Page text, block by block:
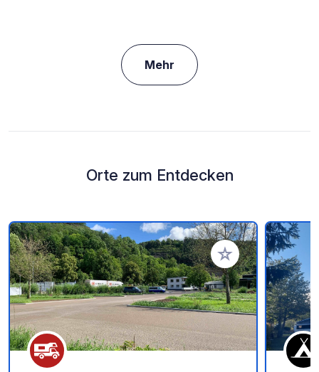
Mehr
Orte zum Entdecken
Zu Ihren Favoriten